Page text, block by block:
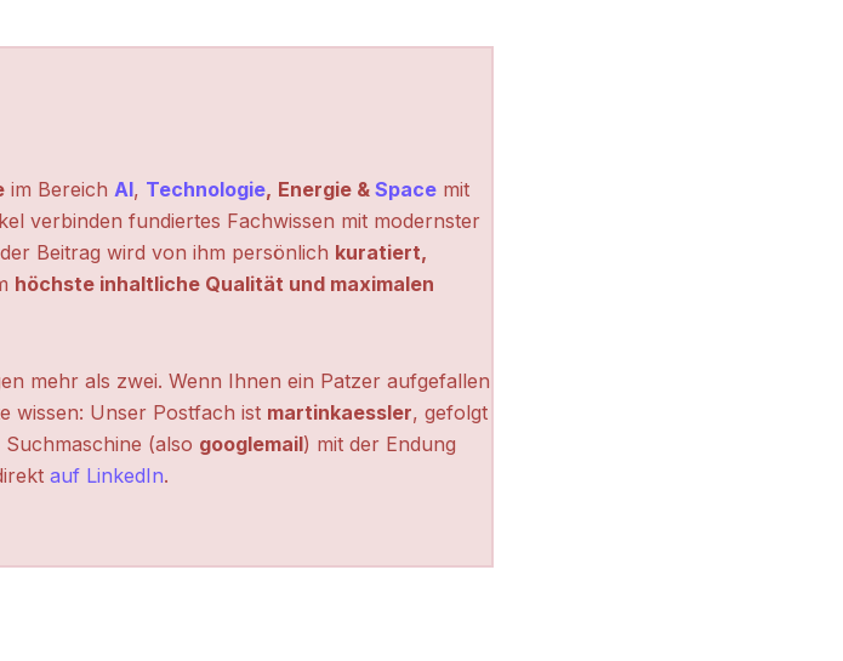
im Bereich AI, Technologie, Energie & Space mit
verbinden fundiertes Fachwissen mit modernster
Beitrag wird von ihm persönlich kuratiert,
höchste inhaltliche Qualität und maximalen
mehr als zwei. Wenn Ihnen ein Patzer aufgefallen
wissen: Unser Postfach ist martinkaessler, gefolgt
(also googlemail) mit der Endung
auf LinkedIn.